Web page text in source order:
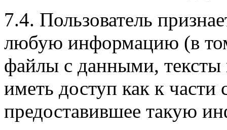
7.4. Пользователь
любую информацию (в
файлы с данными, тексты
иметь доступ как к
предоставившее такую